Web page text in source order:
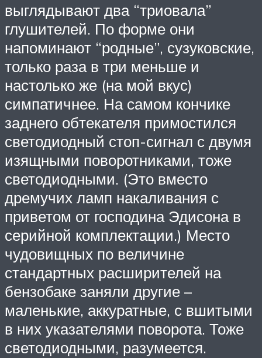
выглядывают два “триовала”
глушителей. По форме они
напоминают “родные”, сузуковские,
только раза в три меньше и
настолько же (на мой вкус)
симпатичнее. На самом кончике
заднего обтекателя примостился
светодиодный стоп-сигнал с двумя
изящными поворотниками, тоже
светодиодными. (Это вместо
дремучих ламп накаливания с
приветом от господина Эдисона в
серийной комплектации.) Место
чудовищных по величине
стандартных расширителей на
бензобаке заняли другие –
маленькие, аккуратные, с вшитыми
в них указателями поворота. Тоже
светодиодными, разумеется.